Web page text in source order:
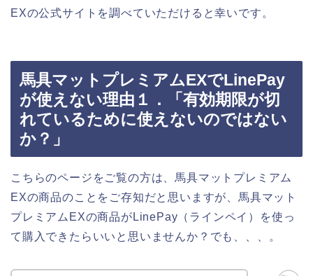
EXの公式サイトを調べていただけると幸いです。
馬具マットプレミアムEXでLinePay
が使えない理由１．「有効期限が切
れているために使えないのではない
か？」
こちらのページをご覧の方は、馬具マットプレミアム
EXの商品のことをご存知だと思いますが、馬具マット
プレミアムEXの商品がLinePay（ラインペイ）を使っ
て購入できたらいいと思いませんか？でも、、、。